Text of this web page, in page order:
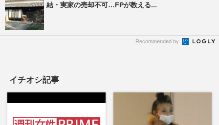
結・実家の売却不可…FPが教える...
Recommended by
イチオシ記事